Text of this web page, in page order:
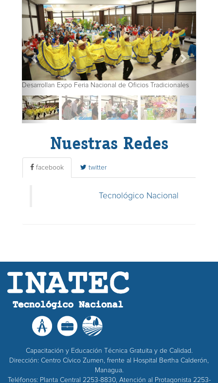
Desarrollan Expo Feria Nacional de Oficios Tradicionales
Nuestras Redes
facebook twitter
Tecnológico Nacional
Capacitación y Educación Técnica Gratuita y de Calidad.
Dirección: Centro Cívico Zumen, frente al Hospital Bertha Calderón,
Managua.
Teléfonos: Planta Central 2253-8830, Atención al Protagonista 2253-